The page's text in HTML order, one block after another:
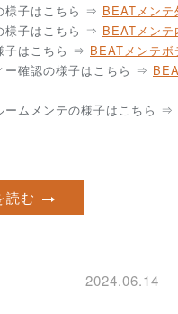
様子はこちら ⇒ BEATメンテ
様子はこちら ⇒ BEATメンテ
子はこちら ⇒ BEATメンテ
ー確認の様子はこちら ⇒
ームメンテの様子はこちら ⇒
読む
2024.06.14